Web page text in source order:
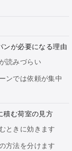
ンが必要になる理由
読みづらい
ンでは依頼が集中
積む荷室の見方
ときに効きます
方法を分けます